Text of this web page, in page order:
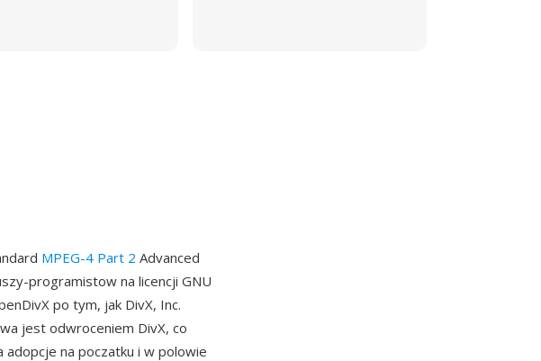
MPEG-4 Part 2 Advanced
programistow na licencji GNU
po tym, jak DivX, Inc.
jest odwroceniem DivX, co
na poczatku i w polowie